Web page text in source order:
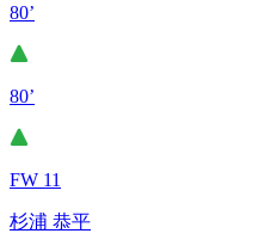
80’
80’
FW 11
杉浦 恭平